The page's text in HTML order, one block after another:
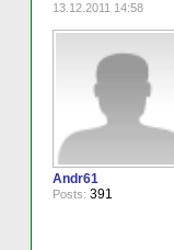
13.12.2011 14:58
Andr61
Posts: 391